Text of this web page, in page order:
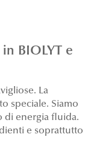
BIOLYT e
La
speciale. Siamo
di energia fluida.
e soprattutto